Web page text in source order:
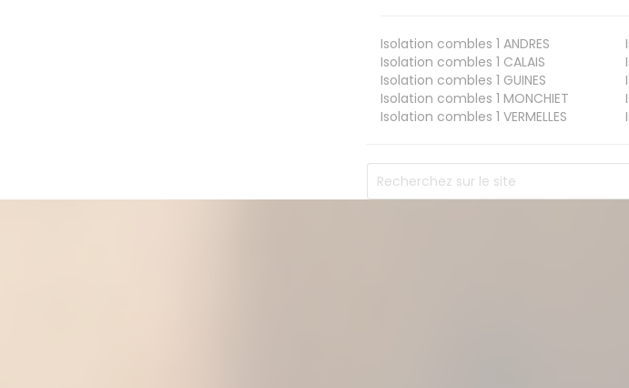
Isolation combles 1 ANDRES
Isolation combles 1 CALAIS
Isolation combles 1 GUINES
Isolation combles 1 MONCHIET
Isolation combles 1 VERMELLES